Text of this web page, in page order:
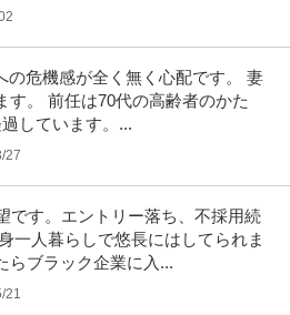
の危機感が全く無く心配です。 妻
す。 前任は70代の高齢者のかた
しています。...
27
です。エントリー落ち、不採用続
一人暮らしで悠長にはしてられま
らブラック企業に入...
21